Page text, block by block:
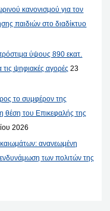
κανονισμού για τον
παιδιών στο διαδίκτυο
ύψους 890 εκατ.
ψηφιακές αγορές 23
το συμφέρον της
θέση του Επικεφαλής της
2026
ανανεωμένη
των πολιτών της